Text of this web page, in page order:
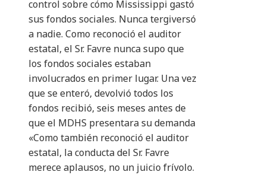
control sobre cómo Mississippi gastó
sus fondos sociales. Nunca tergiversó
a nadie. Como reconoció el auditor
estatal, el Sr. Favre nunca supo que
los fondos sociales estaban
involucrados en primer lugar. Una vez
que se enteró, devolvió todos los
fondos recibió, seis meses antes de
que el MDHS presentara su demanda
«Como también reconoció el auditor
estatal, la conducta del Sr. Favre
merece aplausos, no un juicio frívolo.